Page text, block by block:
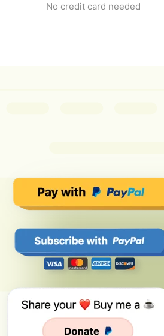
No credit card needed